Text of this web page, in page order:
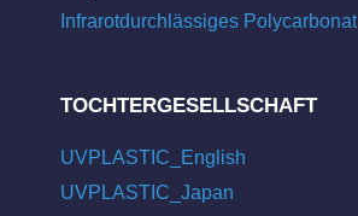
Infrarotdurchlässiges Polycarbonat
TOCHTERGESELLSCHAFT
UVPLASTIC_English
UVPLASTIC_Japan